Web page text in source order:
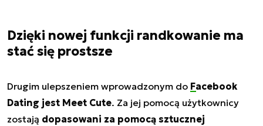
Dzięki nowej funkcji randkowanie ma
stać się prostsze
Drugim ulepszeniem wprowadzonym do Facebook
Dating jest Meet Cute. Za jej pomocą użytkownicy
zostają dopasowani za pomocą sztucznej